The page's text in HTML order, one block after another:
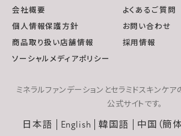
会社概要
よくあるご質問
個人情報保護方針
お問い合わせ
商品取り扱い店舗情報
採用情報
ソーシャルメディアポリシー
ミネラルファンデーションとセラミドスキンケア
公式サイトです。
日本語 English 韓国語 中国（簡体